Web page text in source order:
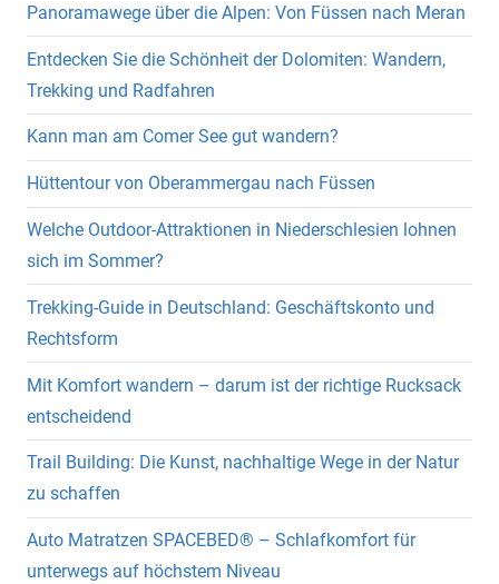
Panoramawege über die Alpen: Von Füssen nach Meran
Entdecken Sie die Schönheit der Dolomiten: Wandern,
Trekking und Radfahren
Kann man am Comer See gut wandern?
Hüttentour von Oberammergau nach Füssen
Welche Outdoor-Attraktionen in Niederschlesien lohnen
sich im Sommer?
Trekking-Guide in Deutschland: Geschäftskonto und
Rechtsform
Mit Komfort wandern – darum ist der richtige Rucksack
entscheidend
Trail Building: Die Kunst, nachhaltige Wege in der Natur
zu schaffen
Auto Matratzen SPACEBED® – Schlafkomfort für
unterwegs auf höchstem Niveau